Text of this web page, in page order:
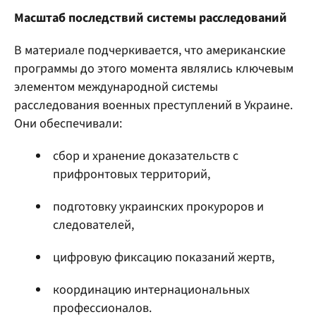
Масштаб последствий системы расследований
В материале подчеркивается, что американские
программы до этого момента являлись ключевым
элементом международной системы
расследования военных преступлений в Украине.
Они обеспечивали:
сбор и хранение доказательств с
прифронтовых территорий,
подготовку украинских прокуроров и
следователей,
цифровую фиксацию показаний жертв,
координацию интернациональных
профессионалов.